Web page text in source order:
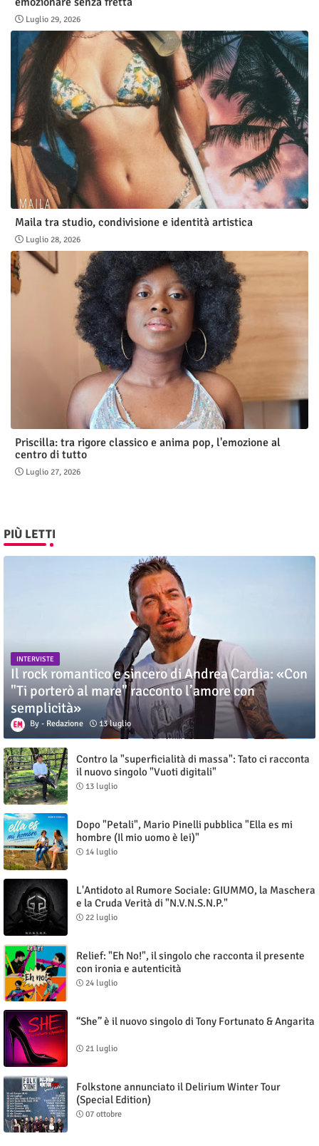
Luglio 29, 2026
Maila tra studio, condivisione e identità artistica
Luglio 28, 2026
Priscilla: tra rigore classico e anima pop, l'emozione al
centro di tutto
Luglio 27, 2026
PIÙ LETTI
INTERVISTE
Il rock romantico e sincero di Andrea Cardia: «Con
"Ti porterò al mare" racconto l’amore con
semplicità»
Redazione 13 luglio
Contro la "superficialità di massa": Tato ci racconta
il nuovo singolo "Vuoti digitali"
13 luglio
Dopo "Petali", Mario Pinelli pubblica "Ella es mi
hombre (Il mio uomo è lei)"
14 luglio
L'Antidoto al Rumore Sociale: GIUMMO, la Maschera
e la Cruda Verità di "N.V.N.S.N.P."
22 luglio
Relief: "Eh No!", il singolo che racconta il presente
con ironia e autenticità
24 luglio
“She” è il nuovo singolo di Tony Fortunato & Angarita
21 luglio
Folkstone annunciato il Delirium Winter Tour
(Special Edition)
07 ottobre